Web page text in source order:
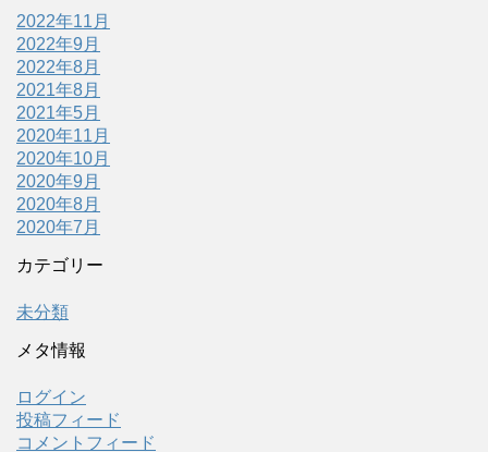
2022年11月
2022年9月
2022年8月
2021年8月
2021年5月
2020年11月
2020年10月
2020年9月
2020年8月
2020年7月
カテゴリー
未分類
メタ情報
ログイン
投稿フィード
コメントフィード